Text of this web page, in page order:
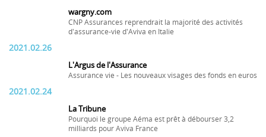
wargny.com
CNP Assurances reprendrait la majorité des activités
d'assurance-vie d'Aviva en Italie
2021.02.26
L'Argus de l'Assurance
Assurance vie - Les nouveaux visages des fonds en euros
2021.02.24
La Tribune
Pourquoi le groupe Aéma est prêt à débourser 3,2
milliards pour Aviva France